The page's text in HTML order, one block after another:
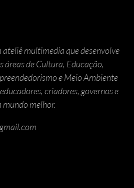
ateliê multimedia que desenvolve
áreas de Cultura, Educação,
e Meio Ambiente
criadores, governos e
melhor.